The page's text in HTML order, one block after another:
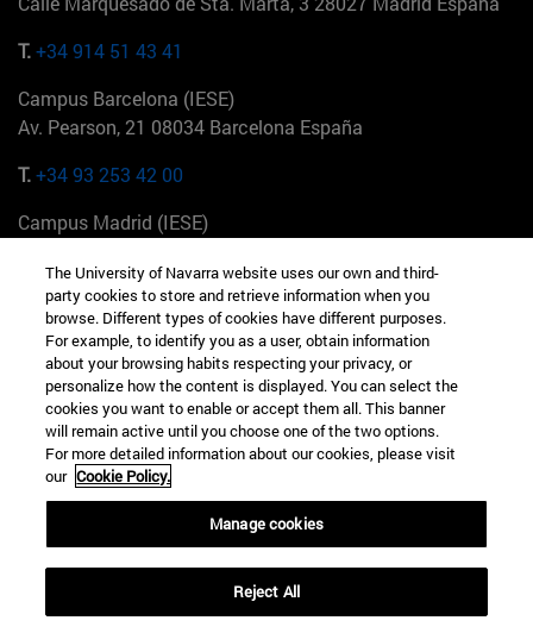
T.+34 914 51 43 41
Campus Barcelona (IESE)
Av. Pearson, 21 08034 Barcelona España
T.+34 93 253 42 00
Campus Madrid (IESE)
+34 912 11 30 00
Campus Nueva York (IESE)
165 W 57th St 10019-2201 Nueva York EE.UU
+1 646 346 8850
Campus Munich (IESE)
Maria-Theresia-Straße 15 81675 Múnich Alemania
+49 89 24209790
Campus Sao Paulo (IESE)
Rua Martiniano de Carvalho, 573 01321001 Bela Vista Brasil
The University of Navarra website uses our own and third-
party cookies to store and retrieve information when you
browse. Different types of cookies have different purposes.
For example, to identify you as a user, obtain information
about your browsing habits respecting your privacy, or
personalize how the content is displayed. You can select the
cookies you want to enable or accept them all. This banner
will remain active until you choose one of the two options.
For more detailed information about our cookies, please visit
our Cookie Policy.
Manage cookies
Reject All